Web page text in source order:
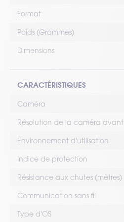
Format
Poids (Grammes)
Dimensions
CARACTÉRISTIQUES
Caméra
Résolution de la caméra avant
Environnement d'utilisation
Indice de protection
Résistance aux chutes (mètres)
Communication sans fil
Type d'OS